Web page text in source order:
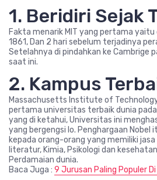
1. Beridiri Sejak
Fakta menarik MIT yang pertama yaitu
1861, Dan 2 hari sebelum terjadinya
Setelahnya di pindahkan ke Cambrige
saat ini.
2. Kampus
Massachusetts Institute of
pertama universitas terbaik dunia
yang di ketahui, Universitas ini
yang bergengsi lo. Penghargaan Nobel
kepada orang-orang yang memiliki jasa
literatur, Kimia, Psikologi dan
Perdamaian dunia.
Baca Juga : 9 Jurusan Paling Populer Di